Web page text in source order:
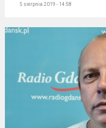
5 sierpnia 2019 - 14:58